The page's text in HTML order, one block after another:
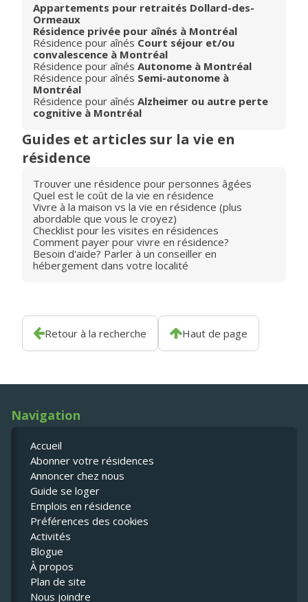
Appartements pour retraités Dollard-des-
Ormeaux
Résidence privée pour aînés à Montréal
Résidence pour aînés Court séjour et/ou
convalescence à Montréal
Résidence pour aînés Autonome à Montréal
Résidence pour aînés Semi-autonome à
Montréal
Résidence pour aînés Alzheimer ou autre perte
cognitive à Montréal
Guides et articles sur la vie en
résidence
Trouver une résidence pour personnes âgées
Quel est le coût de la vie en résidence
Vivre à la maison vs la vie en résidence (plus
abordable que vous le croyez)
Checklist pour les visites en résidences
Comment payer pour vivre en résidence?
Besoin d'aide? Parler à un conseiller en
hébergement dans votre localité
Retour à la recherche Haut de page
Navigation
Accueil
Abonner votre résidences
Annoncer chez nous
Guide se loger
Emplois en résidence
Préférences des cookies
Activités
Blogue
À propos
Plan de site
Nous joindre